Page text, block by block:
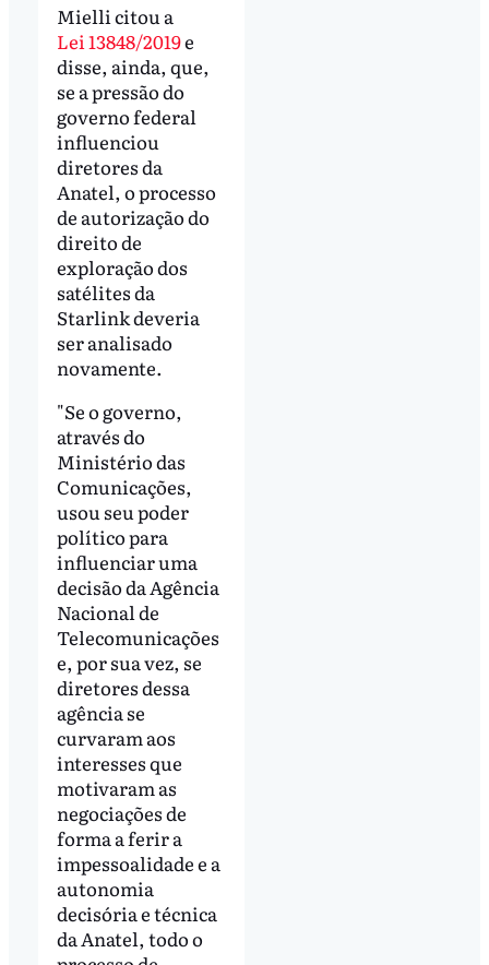
Mielli citou a
Lei 13848/2019e
disse, ainda, que,
se a pressão do
governo federal
influenciou
diretores da
Anatel, o processo
de autorização do
direito de
exploração dos
satélites da
Starlink deveria
ser analisado
novamente.
"Se o governo,
através do
Ministério das
Comunicações,
usou seu poder
político para
influenciar uma
decisão da Agência
Nacional de
Telecomunicações
e, por sua vez, se
diretores dessa
agência se
curvaram aos
interesses que
motivaram as
negociações de
forma a ferir a
impessoalidade e a
autonomia
decisória e técnica
da Anatel, todo o